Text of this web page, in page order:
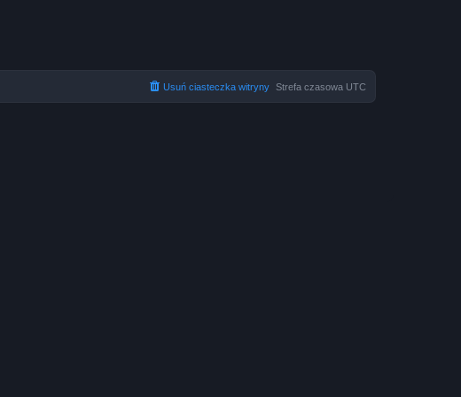
Strefa czasowa UTC
Usuń ciasteczka witryny